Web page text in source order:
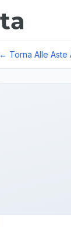
← Torna Alle Aste